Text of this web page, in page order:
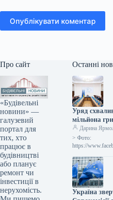
Опублікувати коментар
Про сайт
«Будівельні
новини» —
галузевий
портал для
тих, хто
працює в
будівництві
або планує
ремонт чи
інвестиції в
нерухомість.
Останні
Уряд
мільйона
державного
подолання
Дарина
> Фото:
https://
виділення
державному
фінансування
з…
Україна